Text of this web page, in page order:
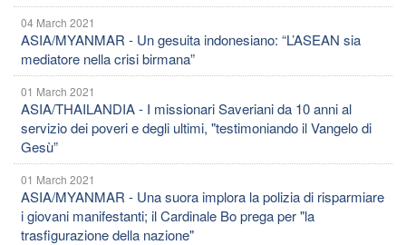
04 March 2021
ASIA/MYANMAR - Un gesuita indonesiano: “L’ASEAN sia
mediatore nella crisi birmana”
01 March 2021
ASIA/THAILANDIA - I missionari Saveriani da 10 anni al
servizio dei poveri e degli ultimi, "testimoniando il Vangelo di
Gesù”
01 March 2021
ASIA/MYANMAR - Una suora implora la polizia di risparmiare
i giovani manifestanti; il Cardinale Bo prega per "la
trasfigurazione della nazione"